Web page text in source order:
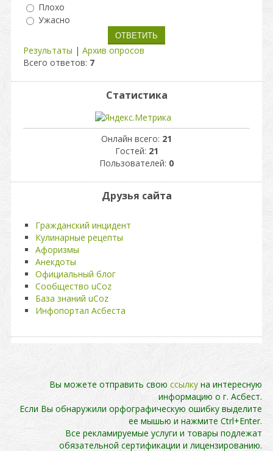
Плохо
Ужасно
Результаты | Архив опросов
Всего ответов: 7
Статистика
Онлайн всего: 21
Гостей: 21
Пользователей: 0
Друзья сайта
Гражданский инцидент
Кулинарные рецепты
Афоризмы
Анекдоты
Официальный блог
Сообщество uCoz
База знаний uCoz
Инфопортал Асбеста
Вы можете отправить свою ссылку на интересную
информацию о г. Асбест.
Если Вы обнаружили орфографическую ошибку выделите
ее мышью и нажмите Ctrl+Enter.
Все рекламируемые услуги и товары подлежат
обязательной сертификации и лицензированию.